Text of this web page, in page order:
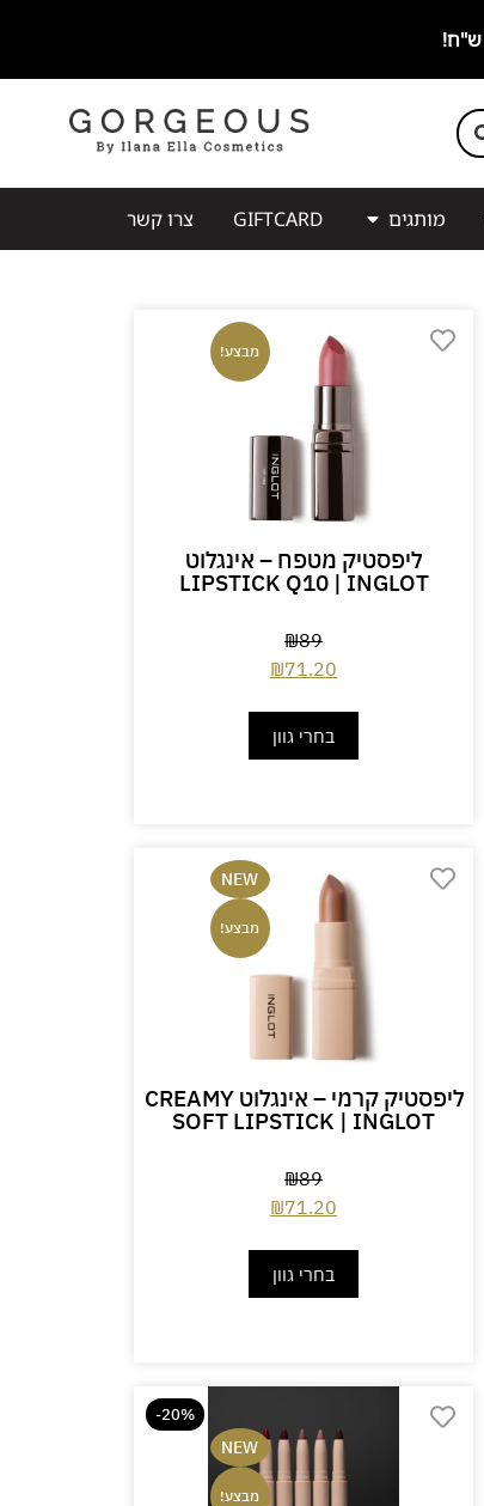
מותגים GIFTCARD צרו קשר
מבצע!
ליפסטיק מטפח – אינגלוט
LIPSTICK Q10 | INGLOT
₪89
₪71.20
בחרי גוון
NEW
מבצע!
ליפסטיק קרמי – אינגלוט CREAMY
SOFT LIPSTICK | INGLOT
₪89
₪71.20
בחרי גוון
-20%
NEW
מבצע!